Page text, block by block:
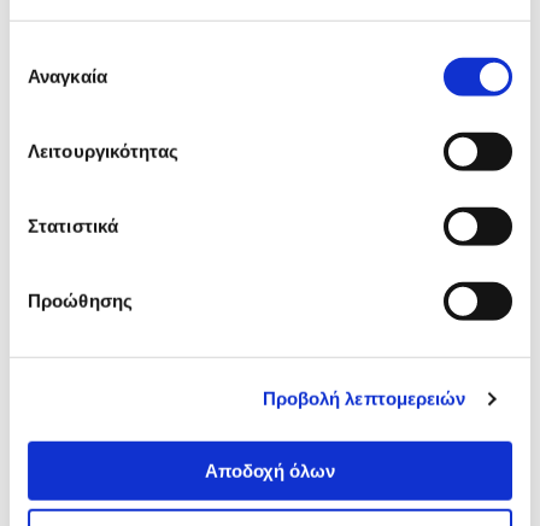
συγκατάθεσης
Αναγκαία
Λειτουργικότητας
Στατιστικά
Προώθησης
Προβολή λεπτομερειών
Αποδοχή όλων
Αξιολογήσεις
169,99€ 89,99€